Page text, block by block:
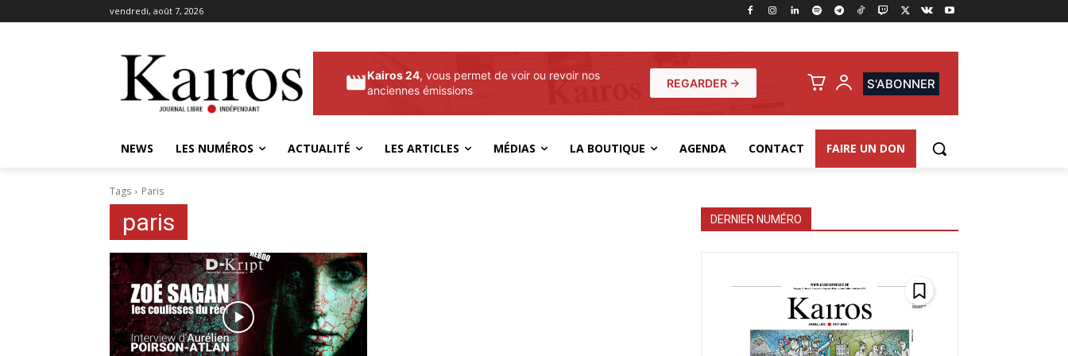
vendredi, août 7, 2026
Kairos 24, vous permet de voir ou revoir nos
anciennes émissions
REGARDER → S'ABONNER
NEWS LES NUMÉROS ACTUALITÉ LES ARTICLES MÉDIAS LA BOUTIQUE AGENDA CONTACT FAIRE UN DON
Tags Paris
paris DERNIER NUMÉRO